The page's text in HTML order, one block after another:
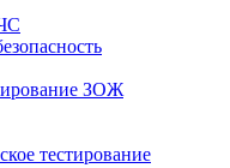
ЗОЖ
тестирование